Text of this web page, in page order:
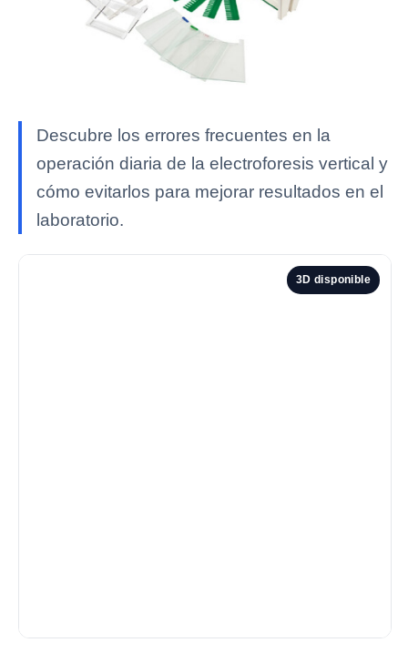
Descubre los errores frecuentes en la
operación diaria de la electroforesis vertical y
cómo evitarlos para mejorar resultados en el
laboratorio.
3D disponible